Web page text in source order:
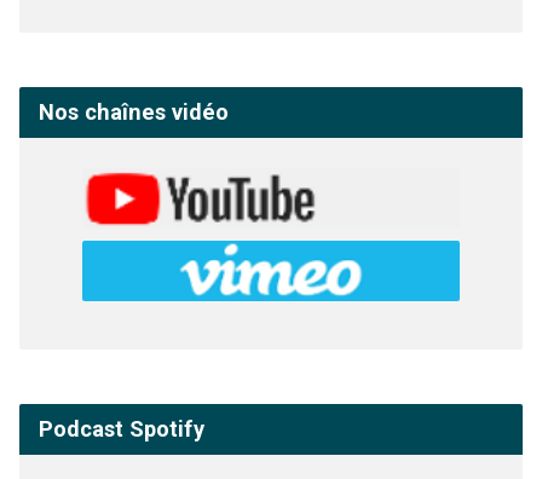
Nos chaînes vidéo
Podcast Spotify